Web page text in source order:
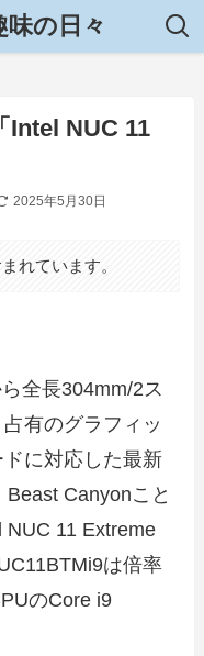
の日々
Intel NUC 11
2025年5月30日
れています。
全長304mm/2ス
占有のグラフィッ
ドに対応した最新
Beast Canyonこと
NUC 11 Extreme
は倍率
のCore i9